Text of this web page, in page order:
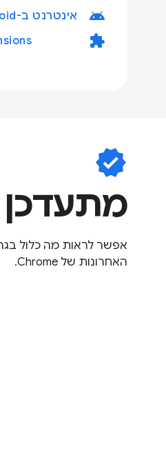
android אינטרנט ב-Android
extension
verified
מתעדכן
אפשר לראות מה כלול
האחרונות של Chrome.